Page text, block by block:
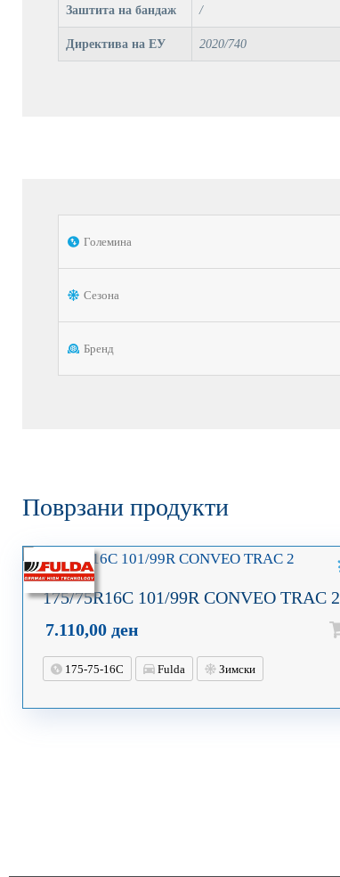
Заштита на бандаж /
Директива на ЕУ 2020/740
Големина
Сезона
Бренд
Поврзани продукти
175/75R16C 101/99R CONVEO TRAC 2
7.110,00 ден
175-75-16C Fulda Зимски